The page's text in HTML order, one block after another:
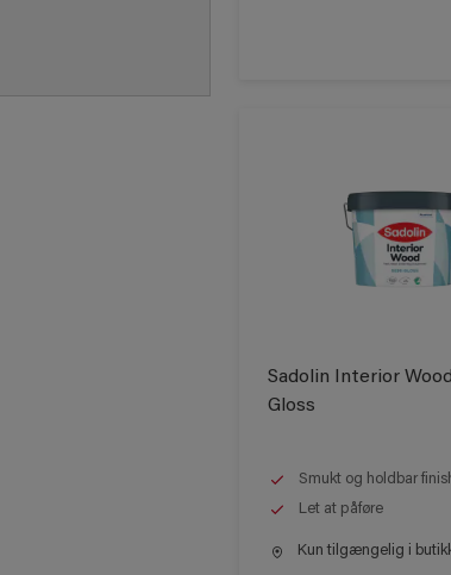
Sadolin Interior
Gloss
Smukt og holdbar
Let at påføre
Kun tilgængelig i